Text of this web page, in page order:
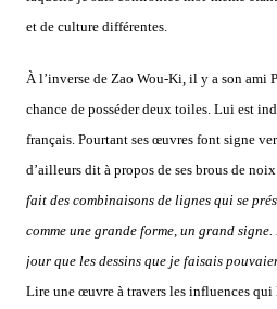
et de culture différentes.
À l’inverse de Zao Wou-Ki, il y a son ami
chance de posséder deux toiles. Lui est
français. Pourtant ses œuvres font signe
d’ailleurs dit à propos de ses brous de
fait des combinaisons de lignes qui se
comme une grande forme, un grand
jour que les dessins que je faisais
Lire une œuvre à travers les influences qui